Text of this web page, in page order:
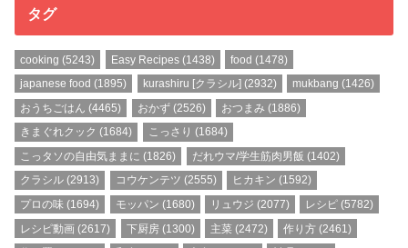
タグ
cooking (5243) Easy Recipes(1438) food (1478)
japanese food (1895) kurashiru [クラシル] (2932) mukbang (1426)
おうちごはん (4465) おかず(2526) おつまみ (1886)
きまぐれクック (1684) こっさり (1684)
こっタソの自由気ままに (1826) だれウマ/学生筋肉男飯 (1402)
クラシル (2913) コウケンテツ (2555) ヒカキン (1592)
プロの味 (1694) モッパン (1680) リュウジ (2077) レシピ (5782)
レシピ動画 (2617) 下厨房(1300) 主菜(2472) 作り方 (2461)